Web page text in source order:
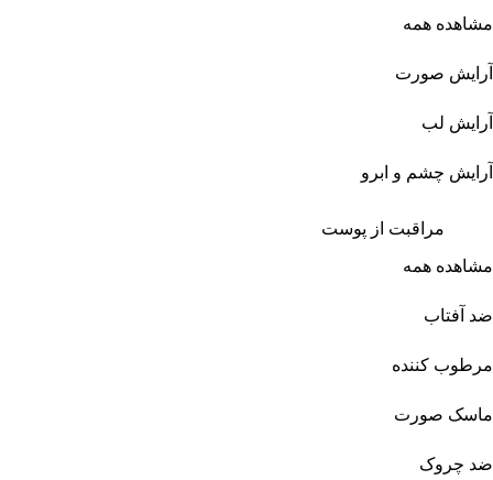
مشاهده همه
آرایش صورت
آرایش لب
آرایش چشم و ابرو
مراقبت از پوست
مشاهده همه
ضد آفتاب
مرطوب کننده
ماسک صورت
ضد چروک